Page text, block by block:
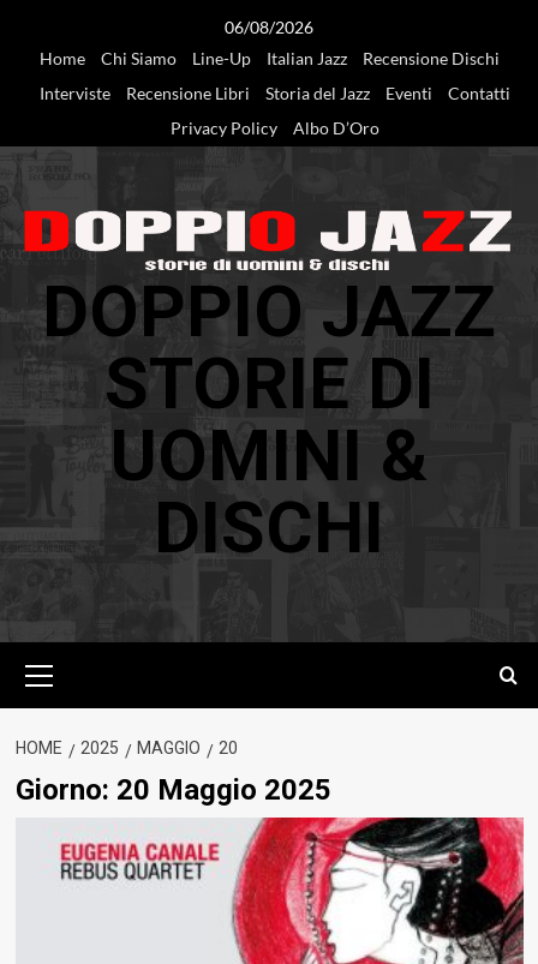
06/08/2026
Home
Chi Siamo Line-Up Italian Jazz
Recensione Dischi
Interviste
Recensione Libri Storia del Jazz Eventi
Contatti
Privacy Policy
Albo D’Oro
DOPPIO JAZZ
STORIE DI
UOMINI &
DISCHI
principale
HOME 2025 MAGGIO 20
Giorno: 20 Maggio 2025